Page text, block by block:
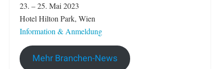
23. – 25. Mai 2023
Hotel Hilton Park, Wien
Information & Anmeldung
Mehr Branchen-News